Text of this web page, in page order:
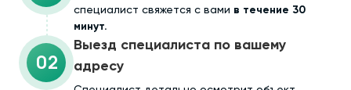
специалист свяжется с вами в течение 30
минут.
02
Выезд специалиста по вашему
адресу